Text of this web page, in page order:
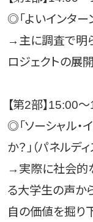
◎「よいインター
→主に調査で明
ロジェクトの展
【第2部】15:00
◎「ソーシャル・
か？」（パネルデ
→実際に社会的
る大学生の声か
自の価値を掘り